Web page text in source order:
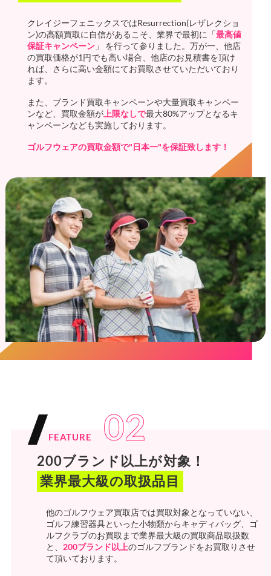
クレイジーフェニックスではResurrection(レザレクショ
ン)の高額買取に自信があるこそ、業界で最初に「最高値
保証キャンペーン 」 を行って参りました。万が一、他店
の買取価格が1円でも高い場合、他店のお見積書を頂け
れば、さらに高い金額にてお買取させていただいており
ます。
また、ブランド買取キャンペーンや大量買取キャンペー
ンなど、買取金額が 上限なしで最大80%アップとなるキ
ャンペーンなども実施しております。
ゴルフウェアの買取金額で"日本一"を保証致します！
FEATURE 02
200ブランド以上が対象！
業界最大級の取扱品目
他のゴルフウェア買取店では買取対象となっていない、
ゴルフ練習器具といった小物類からキャディバッグ、ゴ
ルフクラブのお買取まで業界最大級の買取商品取扱数
と、 200ブランド以上のゴルフブランドをお買取りさせ
て頂いております。